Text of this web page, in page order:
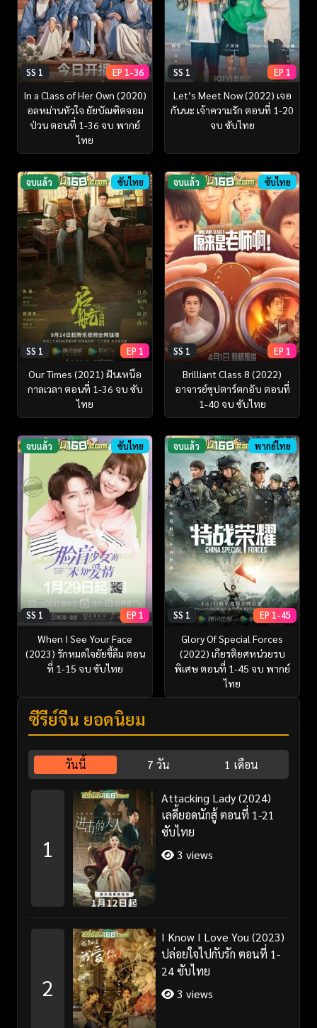
SS 1 EP 1-36
In a Class of Her Own (2020)
อลหม่านหัวใจ ยัยบัณฑิตจอม
ป่วน ตอนที่ 1-36 จบ พากย์
ไทย
SS 1 EP 1
Let’s Meet Now (2022) เจอ
กันนะ เจ้าความรัก ตอนที่ 1-20
จบ ซับไทย
จบแล้ว ซับไทย
SS 1 EP 1
Our Times (2021) ฝันเหนือ
กาลเวลา ตอนที่ 1-36 จบ ซับ
ไทย
จบแล้ว ซับไทย
SS 1 EP 1
Brilliant Class 8 (2022)
อาจารย์ซุปตาร์ตกอับ ตอนที่
1-40 จบ ซับไทย
จบแล้ว ซับไทย
SS 1 EP 1
When I See Your Face
(2023) รักหมดใจยัยขี้ลืม ตอน
ที่ 1-15 จบ ซับไทย
จบแล้ว พากย์ไทย
SS 1 EP 1-45
Glory Of Special Forces
(2022) เกียรติยศหน่วยรบ
พิเศษ ตอนที่ 1-45 จบ พากย์
ไทย
ซีรี่ย์จีน ยอดนิยม
วันนี้ 7 วัน 1 เดือน
1
Attacking Lady (2024)
เลดี้ยอดนักสู้ ตอนที่ 1-21
ซับไทย
3 views
2
I Know I Love You (2023)
ปล่อยใจไปกับรัก ตอนที่ 1-
24 ซับไทย
3 views